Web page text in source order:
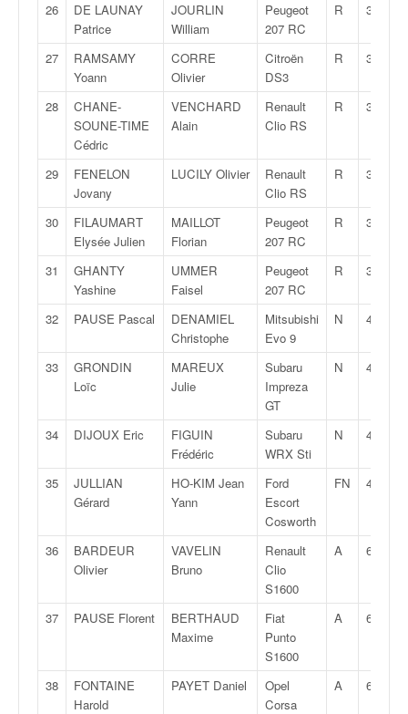
26
DE LAUNAY
Patrice
JOURLIN
William
Peugeot
207 RC
R 3T
27
RAMSAMY
Yoann
CORRE
Olivier
Citroën
DS3
R 3T
28
CHANE-
SOUNE-TIME
Cédric
VENCHARD
Alain
Renault
Clio RS
R 3C
29
FENELON
Jovany
LUCILY Olivier
Renault
Clio RS
R 3C
30
FILAUMART
Elysée Julien
MAILLOT
Florian
Peugeot
207 RC
R 3T
31
GHANTY
Yashine
UMMER
Faisel
Peugeot
207 RC
R 3T
32 PAUSE Pascal
DENAMIEL
Christophe
Mitsubishi
Evo 9
N 4
33
GRONDIN
Loïc
MAREUX
Julie
Subaru
Impreza
GT
N 4
34 DIJOUX Eric
FIGUIN
Frédéric
Subaru
WRX Sti
N 4
35
JULLIAN
Gérard
HO-KIM Jean
Yann
Ford
Escort
Cosworth
FN 4
36
BARDEUR
Olivier
VAVELIN
Bruno
Renault
Clio
S1600
A 6K
37 PAUSE Florent
BERTHAUD
Maxime
Fiat
Punto
S1600
A 6K
38
FONTAINE
Harold
PAYET Daniel
Opel
Corsa
A 6K